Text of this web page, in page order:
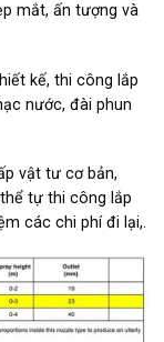
mắt, ấn tượng và
kế, thi công lắp
nước, đài phun
vật tư cơ bản,
tự thi công lắp
các chi phí đi lại,.